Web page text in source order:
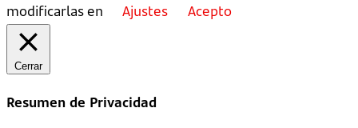
modificarlas en
Ajustes Acepto
Cerrar
Resumen de Privacidad